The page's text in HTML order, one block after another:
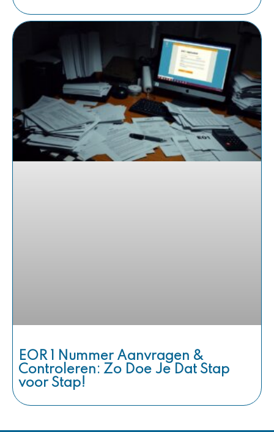
EOR 1 Nummer Aanvragen &
Controleren: Zo Doe Je Dat Stap
voor Stap!